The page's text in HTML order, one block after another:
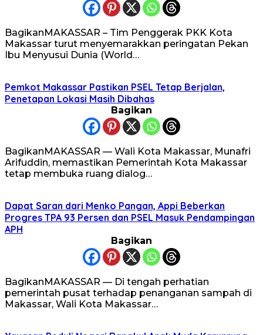
BagikanMAKASSAR – Tim Penggerak PKK Kota
Makassar turut menyemarakkan peringatan Pekan
Ibu Menyusui Dunia (World…
Pemkot Makassar Pastikan PSEL Tetap Berjalan,
Penetapan Lokasi Masih Dibahas
Bagikan
BagikanMAKASSAR — Wali Kota Makassar, Munafri
Arifuddin, memastikan Pemerintah Kota Makassar
tetap membuka ruang dialog…
Dapat Saran dari Menko Pangan, Appi Beberkan
Progres TPA 93 Persen dan PSEL Masuk Pendampingan
APH
Bagikan
BagikanMAKASSAR — Di tengah perhatian
pemerintah pusat terhadap penanganan sampah di
Makassar, Wali Kota Makassar…